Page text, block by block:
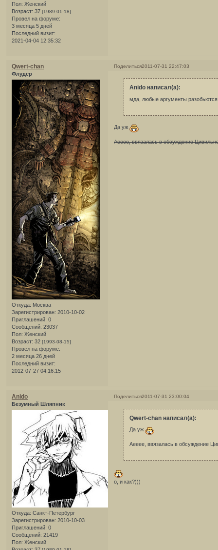
Пол: Женский
Возраст: 37 [1989-01-18]
Провел на форуме:
3 месяца 5 дней
Последний визит:
2021-04-04 12:35:32
Поделиться2011-07-31 22:47:03
Qwert-chan
Флудер
Откуда: Москва
Зарегистрирован: 2010-10-02
Приглашений: 0
Сообщений: 23037
Пол: Женский
Возраст: 32 [1993-08-15]
Провел на форуме:
2 месяца 26 дней
Последний визит:
2012-07-27 04:16:15
Anido написал(а):
мда, любые аргументы
Да уж
Аееее, ввязалась в обсуждение
Поделиться2011-07-31 23:00:04
Anido
Безумный Шляпник
Откуда: Санкт-Петербург
Зарегистрирован: 2010-10-03
Приглашений: 0
Сообщений: 21419
Пол: Женский
Qwert-chan написал(а):
Да уж
Аееее, ввязалась в обсуждение
о, и как?)))